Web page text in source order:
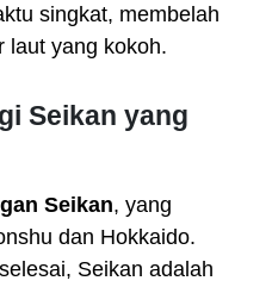
singkat, membelah
laut yang kokoh.
Seikan yang
Seikan, yang
dan Hokkaido.
Seikan adalah